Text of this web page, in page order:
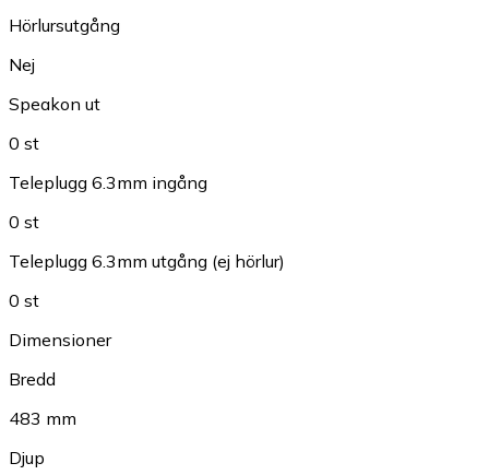
Hörlursutgång
Nej
Speakon ut
0 st
Teleplugg 6.3mm ingång
0 st
Teleplugg 6.3mm utgång (ej hörlur)
0 st
Dimensioner
Bredd
483 mm
Djup